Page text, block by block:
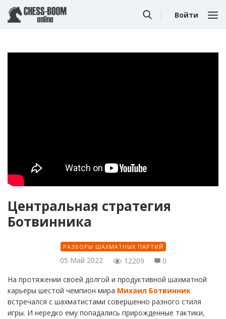
Войти
Центральная стратегия
Ботвинника
РАЗБОРЫ ШАХМАТНЫХ ПАРТИЙ
05 Май 2022 12209
0
На протяжении своей долгой и продуктивной шахматной
карьеры шестой чемпион мира Михаил Ботвинник
встречался с шахматистами совершенно разного стиля
игры. И нередко ему попадались прирожденные тактики,